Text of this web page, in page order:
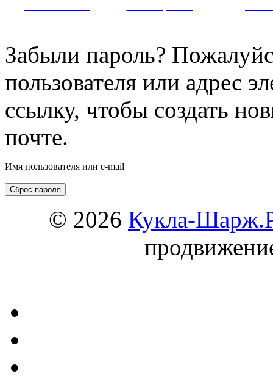
Забыли пароль?
пользователя или адрес
ссылку, чтобы создать
почте.
Имя пользователя или e-mail
© 2026 Кукла-